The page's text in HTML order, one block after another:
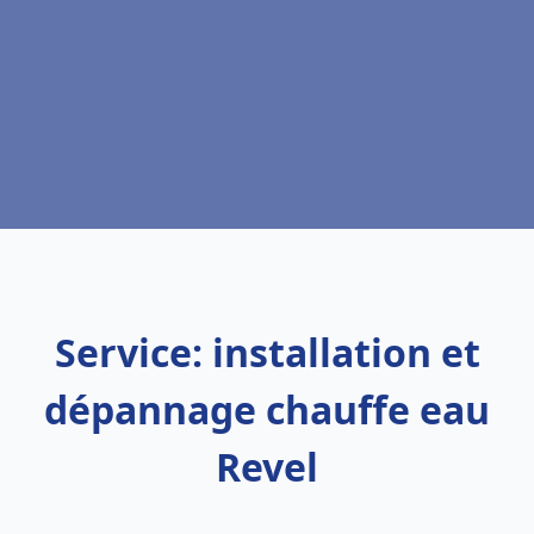
Service: installation et
dépannage chauffe eau
Revel